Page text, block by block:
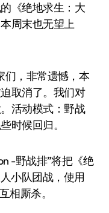
《绝地求生：大
周末也无望上
们，非常遗憾，本
取消了。我们对
活动模式：野战
时候回归。
-野战排”将把《绝
小队团战，使用
相厮杀。